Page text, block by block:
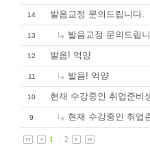
14 발음교정 문의드립니다.
13 발음교정 문의드립
12 발음! 억양
11 발음! 억양
10 현재 수강중인 취업준비
9 현재 수강중인 취업
1 2